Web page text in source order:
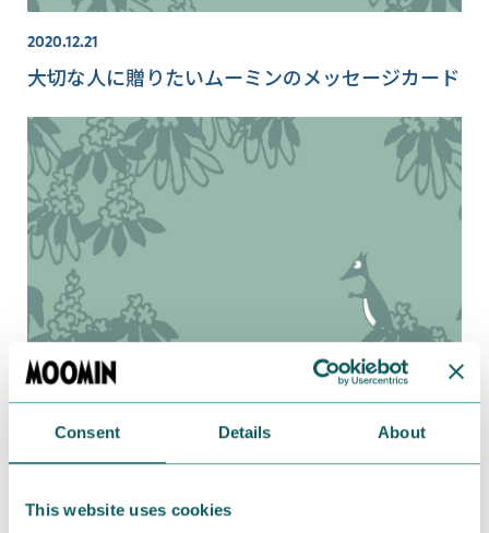
Consent Details About
This website uses cookies
2020.12.21
大切な人に贈りたいムーミンのメッセージカード
2019.04.22
もらってうれしい、飾って楽しい、バースデーカ